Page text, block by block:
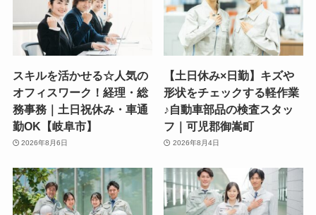
スキルを活かせる☆人気の
オフィスワーク！経理・総
務事務｜土日祝休み・車通
勤OK【岐阜市】
2026年8月6日
【土日休み×日勤】キズや
形状をチェックする軽作業
♪自動車部品の検査スタッ
フ｜可児郡御嵩町
2026年8月4日